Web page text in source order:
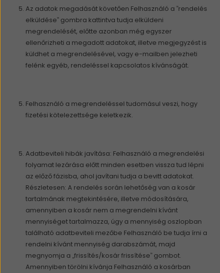
Az adatok megadását követően Felhasználó a ”rendelés
elküldése” gombra kattintva tudja elküldeni
megrendelését, előtte azonban még egyszer
ellenőrizheti a megadott adatokat, illetve megjegyzést is
küldhet a megrendelésével, vagy e-mailben jelezheti
felénk egyéb, rendeléssel kapcsolatos kívánságát.
Felhasználó a megrendeléssel tudomásul veszi, hogy
fizetési kötelezettsége keletkezik.
Adatbeviteli hibák javítása: Felhasználó a megrendelési
folyamat lezárása előtt minden esetben vissza tud lépni
az előző fázisba, ahol javítani tudja a bevitt adatokat.
Részletesen: A rendelés során lehetőség van a kosár
tartalmának megtekintésére, illetve módosítására,
amennyiben a kosár nem a megrendelni kívánt
mennyiséget tartalmazza, úgy a mennyiség oszlopban
található adatbeviteli mezőbe Felhasználó be tudja írni a
rendelni kívánt mennyiség darabszámát, majd
megnyomja a „frissítés/kosár frissítése” gombot.
Amennyiben törölni kívánja Felhasználó a kosárban